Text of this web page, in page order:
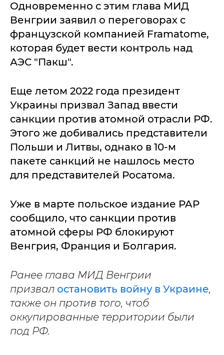
Одновременно с этим глава МИД
Венгрии заявил о переговорах с
французской компанией Framatome,
которая будет вести контроль над
АЭС "Пакш".
Еще летом 2022 года президент
Украины призвал Запад ввести
санкции против атомной отрасли РФ.
Этого же добивались представители
Польши и Литвы, однако в 10-м
пакете санкций не нашлось место
для представителей Росатома.
Уже в марте польское издание PAP
сообщило, что санкции против
атомной сферы РФ блокируют
Венгрия, Франция и Болгария.
Ранее глава МИД Венгрии
призвал остановить войну в Украине,
также он против того, чтоб
оккупированные территории были
под РФ.